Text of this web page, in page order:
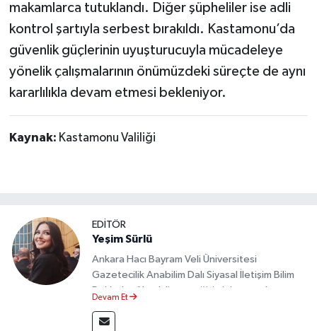
makamlarca tutuklandı. Diğer şüpheliler ise adli
kontrol şartıyla serbest bırakıldı. Kastamonu’da
güvenlik güçlerinin uyuşturucuyla mücadeleye
yönelik çalışmalarının önümüzdeki süreçte de aynı
kararlılıkla devam etmesi bekleniyor.
Kaynak: Kastamonu Valiliği
EDİTÖR
Yeşim Sürlü
Ankara Hacı Bayram Veli Üniversitesi
Gazetecilik Anabilim Dalı Siyasal İletişim Bilim
Dalı’nda yüksek lisans eğitimini tamamlamıştır.
akademik çalışmalar gerçekleştirmiştir.
Devam Et